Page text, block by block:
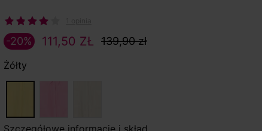
111,50 ZŁ 139,90 zł
-20%
Żółty